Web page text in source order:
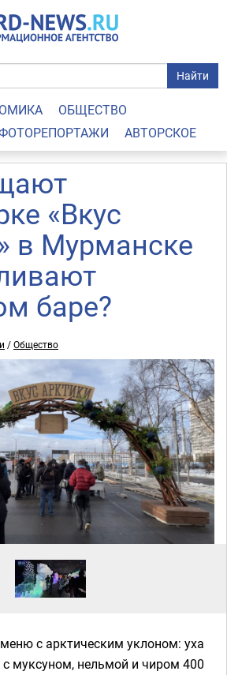
Найти
ОБЩЕСТВО
АВТОРСКОЕ
«Вкус
в Мурманске
баре?
/Общество
с арктическим уклоном: уха
с муксуном, нельмой и чиром 400